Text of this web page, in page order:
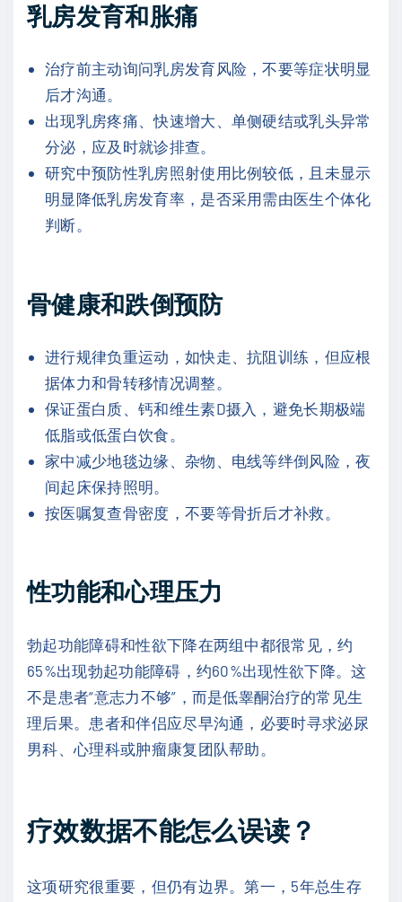
乳房发育和胀痛
治疗前主动询问乳房发育风险，不要等症状明显
后才沟通。
出现乳房疼痛、快速增大、单侧硬结或乳头异常
分泌，应及时就诊排查。
研究中预防性乳房照射使用比例较低，且未显示
明显降低乳房发育率，是否采用需由医生个体化
判断。
骨健康和跌倒预防
进行规律负重运动，如快走、抗阻训练，但应根
据体力和骨转移情况调整。
保证蛋白质、钙和维生素D摄入，避免长期极端
低脂或低蛋白饮食。
家中减少地毯边缘、杂物、电线等绊倒风险，夜
间起床保持照明。
按医嘱复查骨密度，不要等骨折后才补救。
性功能和心理压力
勃起功能障碍和性欲下降在两组中都很常见，约
65%出现勃起功能障碍，约60%出现性欲下降。这
不是患者“意志力不够”，而是低睾酮治疗的常见生
理后果。患者和伴侣应尽早沟通，必要时寻求泌尿
男科、心理科或肿瘤康复团队帮助。
疗效数据不能怎么误读？
这项研究很重要，但仍有边界。第一，5年总生存